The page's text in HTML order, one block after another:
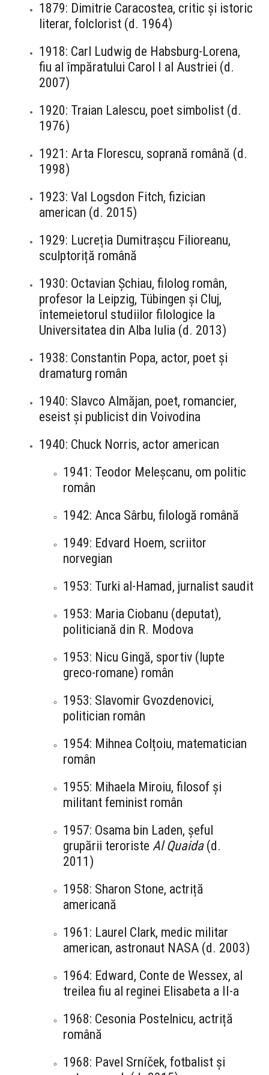
1879: Dimitrie Caracostea, critic și istoric
literar, folclorist (d. 1964)
1918: Carl Ludwig de Habsburg-Lorena,
fiu al împăratului Carol I al Austriei (d.
2007)
1920: Traian Lalescu, poet simbolist (d.
1976)
1921: Arta Florescu, soprană română (d.
1998)
1923: Val Logsdon Fitch, fizician
american (d. 2015)
1929: Lucreția Dumitrașcu Filioreanu,
sculptoriță română
1930: Octavian Șchiau, filolog român,
profesor la Leipzig, Tübingen și Cluj,
întemeietorul studiilor filologice la
Universitatea din Alba Iulia (d. 2013)
1938: Constantin Popa, actor, poet și
dramaturg român
1940: Slavco Almăjan, poet, romancier,
eseist și publicist din Voivodina
1940: Chuck Norris, actor american
1941: Teodor Meleșcanu, om politic
român
1942: Anca Sârbu, filologă română
1949: Edvard Hoem, scriitor
norvegian
1953: Turki al-Hamad, jurnalist saudit
1953: Maria Ciobanu (deputat),
politiciană din R. Modova
1953: Nicu Gingă, sportiv (lupte
greco-romane) român
1953: Slavomir Gvozdenovici,
politician român
1954: Mihnea Colțoiu, matematician
român
1955: Mihaela Miroiu, filosof și
militant feminist român
1957: Osama bin Laden, șeful
grupării teroriste Al Quaida(d.
2011)
1958: Sharon Stone, actriță
americană
1961: Laurel Clark, medic militar
american, astronaut NASA (d. 2003)
1964: Edward, Conte de Wessex, al
treilea fiu al reginei Elisabeta a II-a
1968: Cesonia Postelnicu, actriță
română
1968: Pavel Srníček, fotbalist și